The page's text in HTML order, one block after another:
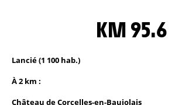
KM 95.6
Lancié (1 100 hab.)
À 2 km :
Château de Corcelles-en-Baujolais